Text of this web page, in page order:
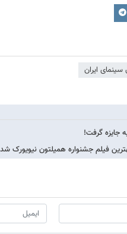
سینمای ایران
جایزه گرفت!
فیلم جشنواره همیلتون نیویورک شد